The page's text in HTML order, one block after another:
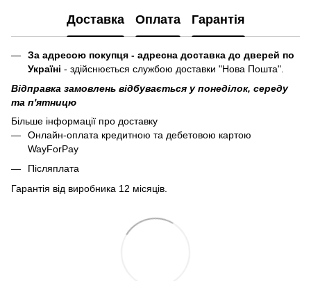
Доставка Оплата Гарантія
За адресою покупця - адресна доставка до дверей по
Україні - здійснюється службою доставки "Нова Пошта".
Відправка замовлень відбувається у понеділок, середу
та п'ятницю
Більше інформації про доставку
Онлайн-оплата кредитною та дебетовою картою
WayForPay
Післяплата
Гарантія від виробника 12 місяців.